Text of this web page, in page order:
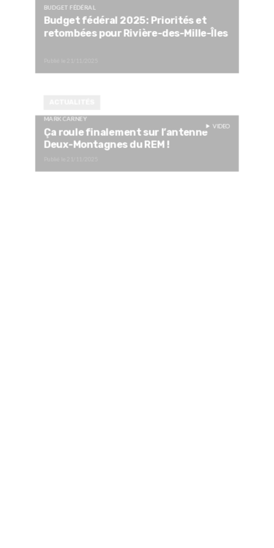
BUDGET FÉDÉRAL
Budget fédéral 2025: Priorités et
retombées pour Rivière-des-Mille-Îles
VIDEO
MARK CARNEY
Ça roule finalement sur l’antenne
Deux-Montagnes du REM !